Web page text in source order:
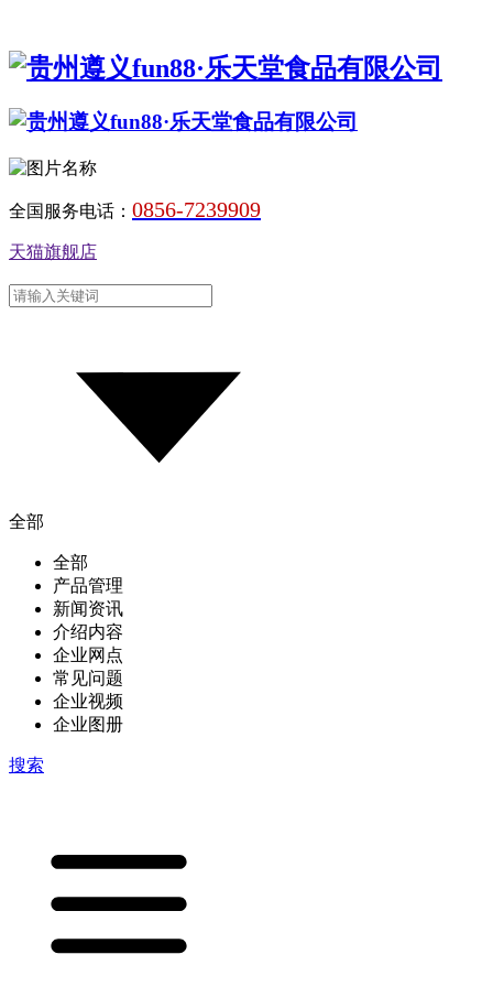
全国服务电话： 0856-7239909
天猫旗舰店
全部
全部
产品管理
新闻资讯
介绍内容
企业网点
常见问题
企业视频
企业图册
搜索